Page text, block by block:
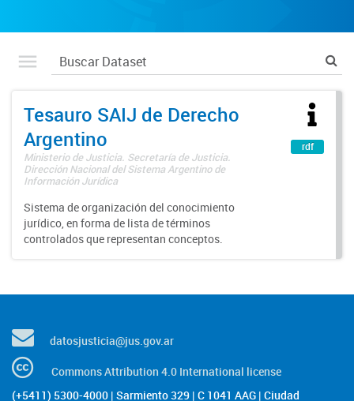
Tesauro SAIJ de Derecho
Argentino
Ministerio de Justicia. Secretaría de Justicia.
Dirección Nacional del Sistema Argentino de
Información Jurídica
Sistema de organización del conocimiento
jurídico, en forma de lista de términos
controlados que representan conceptos.
rdf
datosjusticia@jus.gov.ar
Commons Attribution 4.0 International license
(+5411) 5300-4000 | Sarmiento 329 | C 1041 AAG | Ciudad